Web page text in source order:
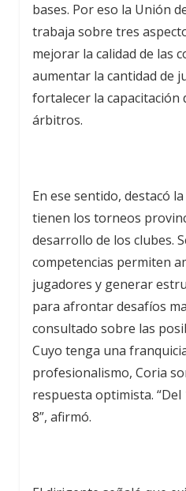
bases. Por eso la Unión
trabaja sobre tres
mejorar la calidad de las
aumentar la cantidad de
fortalecer la capacitación
árbitros.
En ese sentido, destacó
tienen los torneos
desarrollo de los clubes.
competencias permiten
jugadores y generar
para afrontar desafíos
consultado sobre las
Cuyo tenga una
profesionalismo, Coria
respuesta optimista.
8”, afirmó.